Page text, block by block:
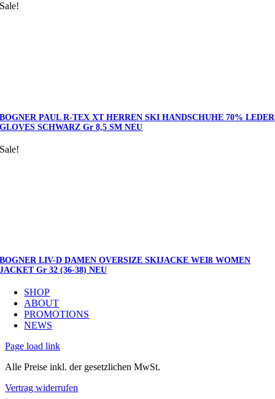
Sale!
BOGNER PAUL R-TEX XT HERREN SKI HANDSCHUHE 70% LEDER
GLOVES SCHWARZ Gr 8,5 SM NEU
Sale!
BOGNER LIV-D DAMEN OVERSIZE SKIJACKE WEIß WOMEN
JACKET Gr 32 (36-38) NEU
SHOP
ABOUT
PROMOTIONS
NEWS
Page load link
Alle Preise inkl. der gesetzlichen MwSt.
Vertrag widerrufen